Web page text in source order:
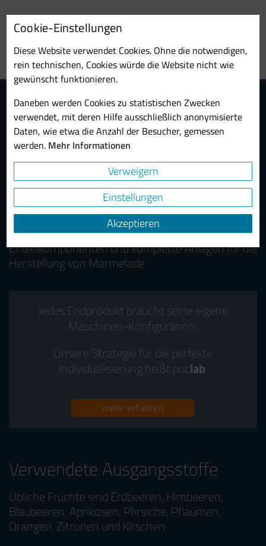
to
main
content
Cookie-Einstellungen
Diese Website verwendet Cookies. Ohne die notwendigen,
rein technischen, Cookies würde die Website nicht wie
gewünscht funktionieren.
Daneben werden Cookies zu statistischen Zwecken
verwendet, mit deren Hilfe ausschließlich anonymisierte
Daten, wie etwa die Anzahl der Besucher, gemessen
werden. Mehr Informationen
Verweigern
Einstellungen
Akzeptieren
Maschinen und Anlagen zur
Herstellung von Marmelade
Probst & Class entwickelt und fertigt
Einzelkomponenten und komplette Anlagen für die
Herstellung von Marmelade
Jedes Endprodukt braucht seine eigene
Maschinen-Konfiguration.
Unsere Strategie für die perfekte
Individualisierung heißt puclab.
mehr erfahren
Verwendete Ausgangsstoffe
Übliche Früchte sind Erdbeeren, Himbeeren,
Blaubeeren, Aprikosen, Pfirsiche, Pflaumen,
Orangen, Zitronen und Kirschen.